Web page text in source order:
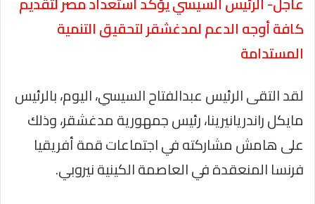
كافة أوجه الدعم لمدغشقر لتحقيق التنمية
المستدامة
لقد التقى الرئيس عبدالفتاح السيسي، اليوم، بالرئيس
مايكل راندريانيرينا، رئيس جمهورية مدغشقر، وذلك
على هامش مشاركته في اجتماعات قمة أفريقيا
فرنسا المنعقدة في العاصمة الكينية نيروبي.